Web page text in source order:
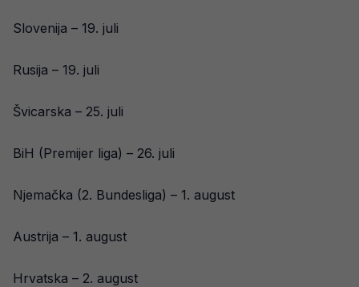
Slovenija – 19. juli
Rusija – 19. juli
Švicarska – 25. juli
BiH (Premijer liga) – 26. juli
Njemačka (2. Bundesliga) – 1. august
Austrija – 1. august
Hrvatska – 2. august